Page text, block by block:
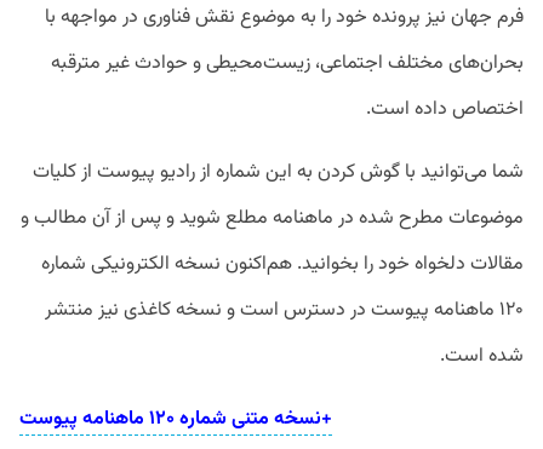
فرم جهان نیز پرونده خود را به موضوع نقش فناوری در مواجهه با
بحران‌های مختلف اجتماعی، زیست‌محیطی و حوادث غیر مترقبه
اختصاص داده است.
شما می‌توانید با گوش کردن به این شماره از رادیو پیوست از کلیات
موضوعات مطرح شده در ماهنامه مطلع شوید و پس از آن مطالب و
مقالات دلخواه خود را بخوانید. هم‌اکنون نسخه الکترونیکی شماره
۱۲۰ ماهنامه پیوست در دسترس است و نسخه کاغذی نیز منتشر
شده است.
+نسخه متنی شماره ۱۲۰ ماهنامه پیوست